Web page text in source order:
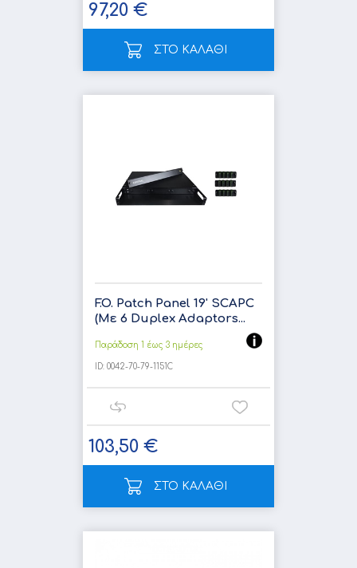
97,20 €
ΣΤΟ ΚΑΛΑΘΙ
F.O. Patch Panel 19' SCAPC
(Με 6 Duplex Adaptors...
Παράδοση 1 έως 3 ημέρες
ID: 0042-70-79-1151C
103,50 €
ΣΤΟ ΚΑΛΑΘΙ